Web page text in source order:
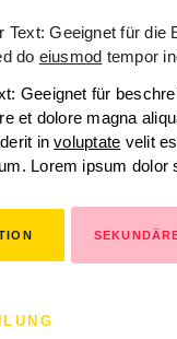
Text: Geeignet für
do eiusmod tempor
Geeignet für
et dolore magna
involuptate velit
Lorem ipsum dolor